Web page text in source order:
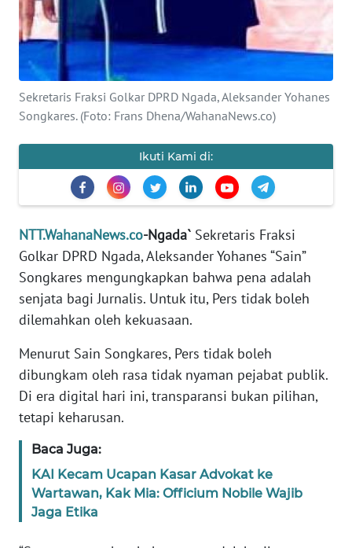
Sekretaris Fraksi Golkar DPRD Ngada, Aleksander Yohanes
Songkares. (Foto: Frans Dhena/WahanaNews.co)
Ikuti Kami di:
NTT.WahanaNews.co-Ngada` Sekretaris Fraksi
Golkar DPRD Ngada, Aleksander Yohanes “Sain”
Songkares mengungkapkan bahwa pena adalah
senjata bagi Jurnalis. Untuk itu, Pers tidak boleh
dilemahkan oleh kekuasaan.
Menurut Sain Songkares, Pers tidak boleh
dibungkam oleh rasa tidak nyaman pejabat publik.
Di era digital hari ini, transparansi bukan pilihan,
tetapi keharusan.
Baca Juga:
KAI Kecam Ucapan Kasar Advokat ke
Wartawan, Kak Mia: Officium Nobile Wajib
Jaga Etika
KARIR
DISCLAIMER
Wahana
Regional
SUMUT
JAKARTA
WN
JABAR
WN
BANTEN
WN
WN
KEPRI